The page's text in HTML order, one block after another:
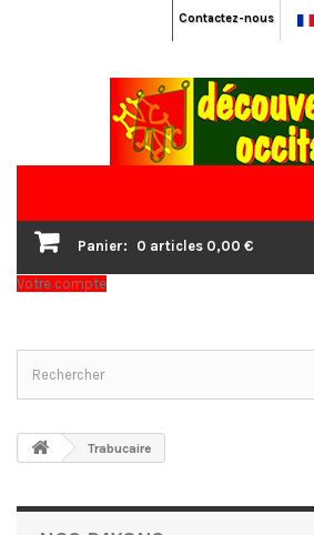
Contactez-nous
Panier: 0 articles 0,00 €
Votre compte
Trabucaire